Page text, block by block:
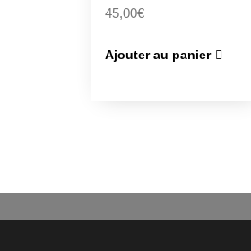
45,00€
Ajouter au panier